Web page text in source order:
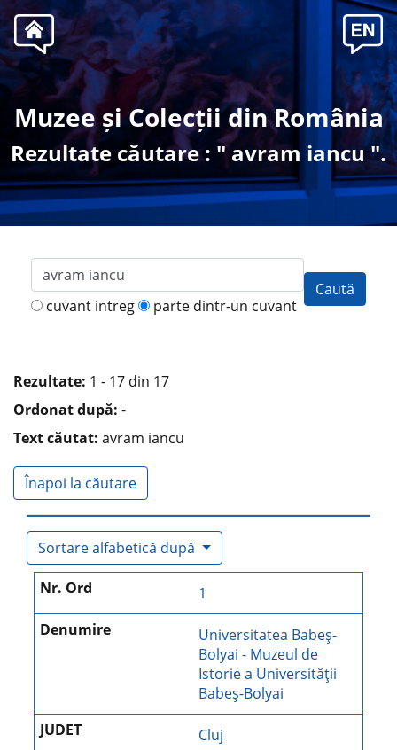
Muzee și Colecții din România
Rezultate căutare : " avram iancu ".
cuvant intreg parte dintr-un cuvant
Caută
Rezultate: 1 - 17 din 17
Ordonat după: -
Text căutat: avram iancu
Înapoi la căutare
Sortare alfabetică după
1
Universitatea Babeş-
Bolyai - Muzeul de
Istorie a Universităţii
Babeş-Bolyai
Cluj